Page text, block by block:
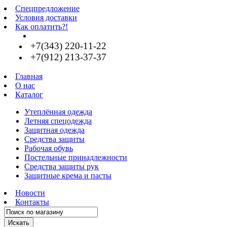
Спецпредложение
Условия доставки
Как оплатить?!
+7(343) 220-11-22
+7(912) 213-37-37
Главная
О нас
Каталог
Утеплённая одежда
Летняя спецодежда
Защитная одежда
Средства защиты
Рабочая обувь
Постельные принадлежности
Средства защиты рук
Защитные крема и пасты
Новости
Контакты